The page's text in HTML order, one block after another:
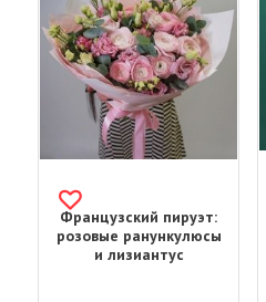
Французский пируэт:
розовые ранункулюсы
и лизиантус